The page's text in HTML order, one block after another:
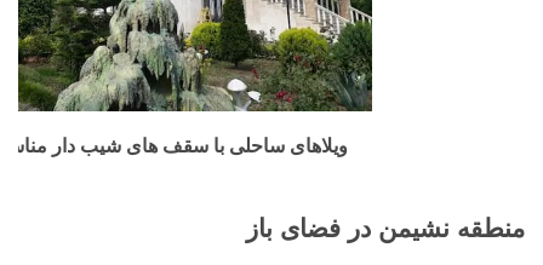
ویلاهای ساحلی با سقف های شیب دار
منطقه نشیمن در فضای باز